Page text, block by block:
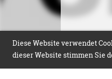
Diese Website verwendet
dieser Website stimmen Sie